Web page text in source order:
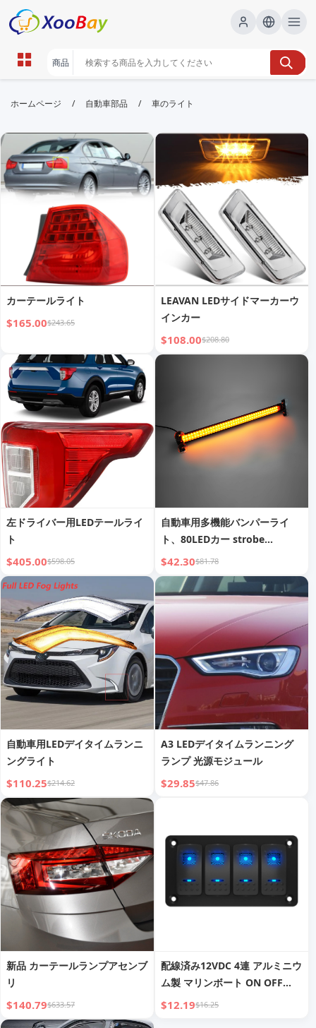
車のライト | XOOBAY B2B/B2C
車のライト,ヘッドライト,ライト選び, wholesale 車の
ライト, XOOBAY
車のライト選びのポイントを詳説案内ガイド
ホームページ / 自動車部品 / 車のライト
カーテールライト
$165.00$243.65
LEAVAN LEDサイドマーカーウ
インカー
$108.00$208.80
左ドライバー用LEDテールライ
ト
$405.00$598.05
自動車用多機能バンパーライ
ト、80LEDカー strobe
lights、フロントガラス警告
灯、マルチモードカー ルーフ
ストリップライト
$42.30$81.78
自動車用LEDデイタイムランニ
ングライト
$110.25$214.62
A3 LEDデイタイムランニング
ランプ 光源モジュール
$29.85$47.86
新品 カーテールランプアセンブ
リ
$140.79$633.57
配線済み12VDC 4連 アルミニウ
ム製 マリンボート ON OFF
SPST デュアルブルー カーライ
$12.19$16.25